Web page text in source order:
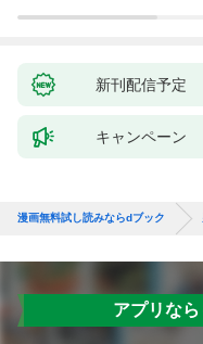
新刊配信予定
キャンペーン
漫画無料試し読みならdブック
アプリな